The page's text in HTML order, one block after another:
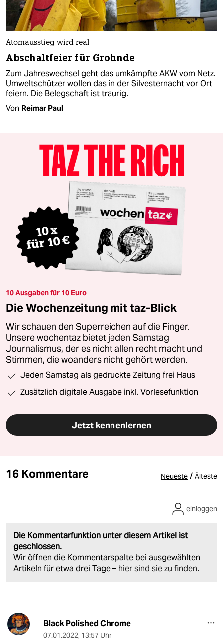
Atomausstieg wird real
Abschaltfeier für Grohnde
Zum Jahreswechsel geht das umkämpfte AKW vom Netz.
Umweltschützer wollen das in der Silvesternacht vor Ort
feiern. Die Belegschaft ist traurig.
Von Reimar Paul
10 Ausgaben für 10 Euro
Die Wochenzeitung mit taz-Blick
Wir schauen den Superreichen auf die Finger.
Unsere wochentaz bietet jeden Samstag
Journalismus, der es nicht allen recht macht und
Stimmen, die woanders nicht gehört werden.
Jeden Samstag als gedruckte Zeitung frei Haus
Zusätzlich digitale Ausgabe inkl. Vorlesefunktion
Jetzt kennenlernen
16 Kommentare Neueste / Älteste
Die Kommentarfunktion unter diesem Artikel ist
geschlossen.
Wir öffnen die Kommentarspalte bei ausgewählten
Artikeln für etwa drei Tage – hier sind sie zu finden.
einloggen
Black Polished Chrome
07.01.2022, 13:57 Uhr